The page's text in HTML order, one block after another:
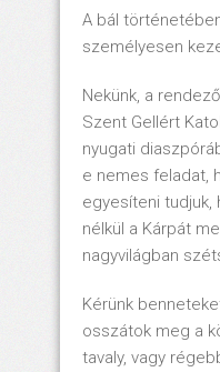
A bál
személyesen
Nekünk, a
Szent Gellért
nyugati
e nemes feladat,
egyesíteni tudjuk,
nélkül a Kárpát
nagyvilágban
Kérünk
osszátok meg a
tavaly, vagy